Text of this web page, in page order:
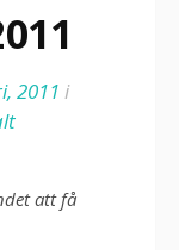
2011 i
att få